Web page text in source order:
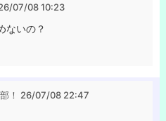
07/08 10:23
ないの？
！ 26/07/08 22:47